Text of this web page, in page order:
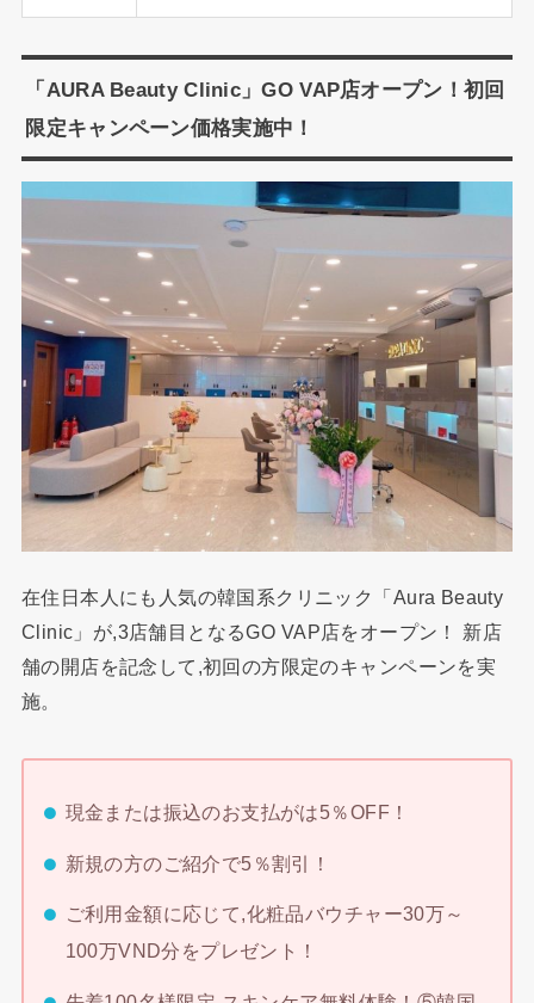
「AURA Beauty Clinic」GO VAP店オープン！初回
限定キャンペーン価格実施中！
在住日本人にも人気の韓国系クリニック「Aura Beauty
Clinic」が,3店舗目となるGO VAP店をオープン！ 新店
舗の開店を記念して,初回の方限定のキャンペーンを実
施。
現金または振込のお支払がは5％OFF！
新規の方のご紹介で5％割引！
ご利用金額に応じて,化粧品バウチャー30万～
100万VND分をプレゼント！